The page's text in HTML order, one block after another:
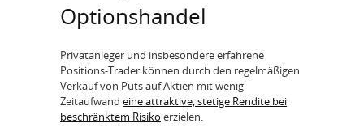
Optionshandel
Privatanleger und insbesondere erfahrene
Positions-Trader können durch den regelmäßigen
Verkauf von Puts auf Aktien mit wenig
Zeitaufwand eine attraktive, stetige Rendite bei
beschränktem Risiko erzielen.